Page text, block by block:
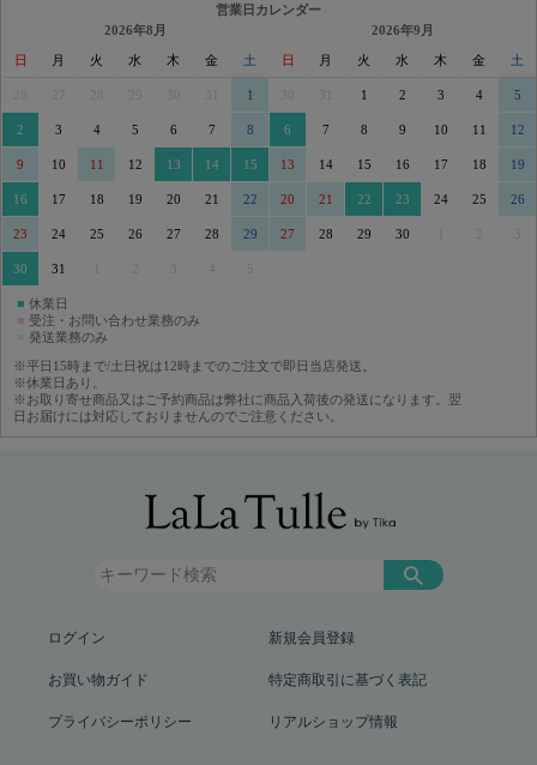
営業日カレンダー
2026年8月
日 月 火 水 木 金 土
29 1
2 3 4 5 6 7 8
9 10 11 12 13 14 15
16 17 18 19 20 21 22
23 24 25 26 27 28 29
30 31
2026年9月
日 月 火 水 木 金 土
1 2 3 4 5
6 7 8 9 10 11 12
13 14 15 16 17 18 19
20 21 22 23 24 25 26
27 28 29 30
■ 休業日
■ 受注・お問い合わせ業務のみ
発送業務のみ
※平日15時まで/土日祝は12時までのご注文で即日当店発送。
※休業日あり。
※お取り寄せ商品又はご予約商品は弊社に商品入荷後の発送になります。翌
日お届けには対応しておりませんのでご注意ください。
ログイン 新規会員登録
お買い物ガイド 特定商取引に基づく表記
プライバシーポリシー リアルショップ情報